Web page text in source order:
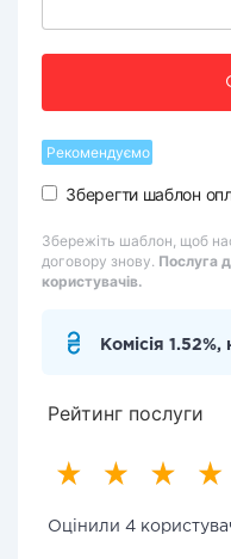
Рекомендуємо
Зберегти шаблон
Збережіть шаблон, щоб
договору знову. Послуга
користувачів.
Комісія
Рейтинг послуги
Оцінили 4